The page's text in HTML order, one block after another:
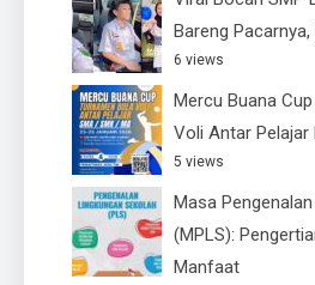
Bareng
6 views
Mercu Buana
Voli Antar Pelajar
5 views
Masa
(MPLS):
Manfaat